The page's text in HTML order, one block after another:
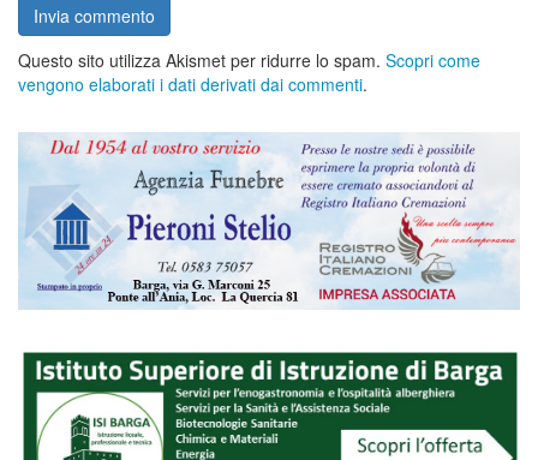
Questo sito utilizza Akismet per ridurre lo spam. Scopri come
vengono elaborati i dati derivati dai commenti.